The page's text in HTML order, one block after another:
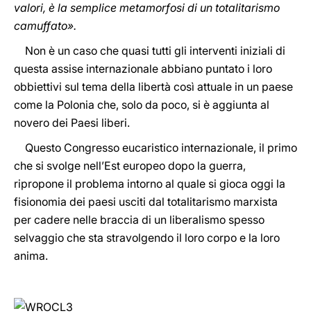
valori, è la semplice metamorfosi di un totalitarismo
camuffato».
Non è un caso che quasi tutti gli interventi iniziali di
questa assise internazionale abbiano puntato i loro
obbiettivi sul tema della libertà così attuale in un paese
come la Polonia che, solo da poco, si è aggiunta al
novero dei Paesi liberi.
Questo Congresso eucaristico internazionale, il primo
che si svolge nell’Est europeo dopo la guerra,
ripropone il problema intorno al quale si gioca oggi la
fisionomia dei paesi usciti dal totalitarismo marxista
per cadere nelle braccia di un liberalismo spesso
selvaggio che sta stravolgendo il loro corpo e la loro
anima.